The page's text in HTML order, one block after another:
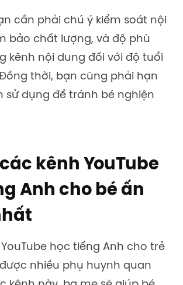
cần phải chú ý kiểm soát nội
bảo chất lượng, và độ phù
kênh nội dung đối với độ tuổi
thời, bạn cũng phải hạn
sử dụng để tránh bé nghiện
các kênh YouTube
Anh cho bé ấn
học tiếng Anh cho trẻ
nhiều phụ huynh quan